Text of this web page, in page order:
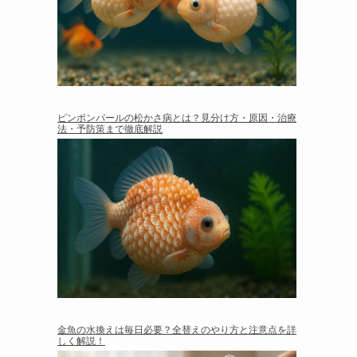
ピンポンパールの松かさ病とは？見分け方・原因・治療
法・予防策まで徹底解説
金魚の水換えは毎日必要？全替えのやり方と注意点を詳
しく解説！